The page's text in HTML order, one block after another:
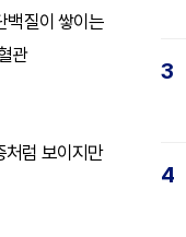
백질이 쌓이는
관
처럼 보이지만
3
4